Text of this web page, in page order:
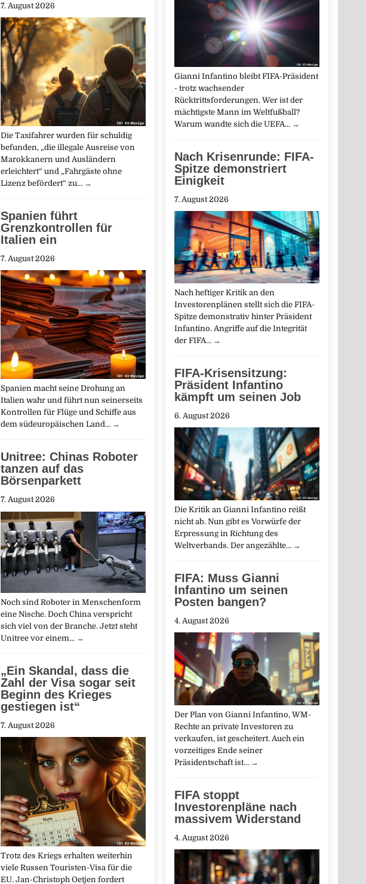
Gianni Infantino bleibt FIFA-Präsident
- trotz wachsender
Rücktrittsforderungen. Wer ist der
mächtigste Mann im Weltfußball?
Warum wandte sich die UEFA… →
Nach Krisenrunde: FIFA-
Spitze demonstriert
Einigkeit
7. August 2026
Nach heftiger Kritik an den
Investorenplänen stellt sich die FIFA-
Spitze demonstrativ hinter Präsident
Infantino. Angriffe auf die Integrität
der FIFA… →
FIFA-Krisensitzung:
Präsident Infantino
kämpft um seinen Job
6. August 2026
Die Kritik an Gianni Infantino reißt
nicht ab. Nun gibt es Vorwürfe der
Erpressung in Richtung des
Weltverbands. Der angezählte… →
FIFA: Muss Gianni
Infantino um seinen
Posten bangen?
4. August 2026
Der Plan von Gianni Infantino, WM-
Rechte an private Investoren zu
verkaufen, ist gescheitert. Auch ein
vorzeitiges Ende seiner
Präsidentschaft ist… →
FIFA stoppt
Investorenpläne nach
massivem Widerstand
4. August 2026
7. August 2026
Die Taxifahrer wurden für schuldig
befunden, „die illegale Ausreise von
Marokkanern und Ausländern
erleichtert“ und „Fahrgäste ohne
Lizenz befördert“ zu… →
Spanien führt
Grenzkontrollen für
Italien ein
7. August 2026
Spanien macht seine Drohung an
Italien wahr und führt nun seinerseits
Kontrollen für Flüge und Schiffe aus
dem südeuropäischen Land… →
Unitree: Chinas Roboter
tanzen auf das
Börsenparkett
7. August 2026
Noch sind Roboter in Menschenform
eine Nische. Doch China verspricht
sich viel von der Branche. Jetzt steht
Unitree vor einem… →
„Ein Skandal, dass die
Zahl der Visa sogar seit
Beginn des Krieges
gestiegen ist“
7. August 2026
Trotz des Kriegs erhalten weiterhin
viele Russen Touristen-Visa für die
EU. Jan-Christoph Oetjen fordert